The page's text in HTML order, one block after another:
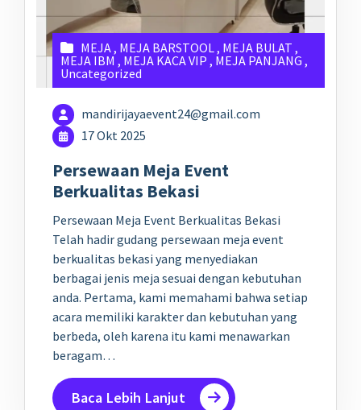
MEJA, MEJA BARSTOOL, MEJA BULAT ,
MEJA IBM , MEJA KACA VIP , MEJA PANJANG ,
Uncategorized
mandirijayaevent24@gmail.com
17 Okt 2025
Persewaan Meja Event
Berkualitas Bekasi
Persewaan Meja Event Berkualitas Bekasi
Telah hadir gudang persewaan meja event
berkualitas bekasi yang menyediakan
berbagai jenis meja sesuai dengan kebutuhan
anda. Pertama, kami memahami bahwa setiap
acara memiliki karakter dan kebutuhan yang
berbeda, oleh karena itu kami menawarkan
beragam…
Baca Lebih Lanjut